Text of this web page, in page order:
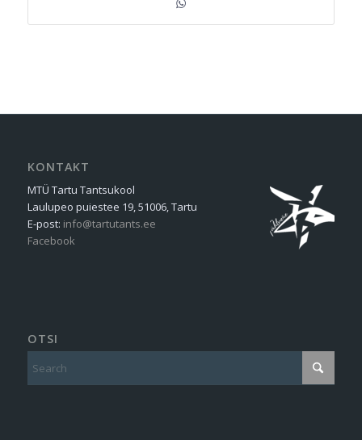
KONTAKT
MTÜ Tartu Tantsukool
Laulupeo puiestee 19, 51006, Tartu
E-post: info@tartutants.ee
Facebook
OTSI